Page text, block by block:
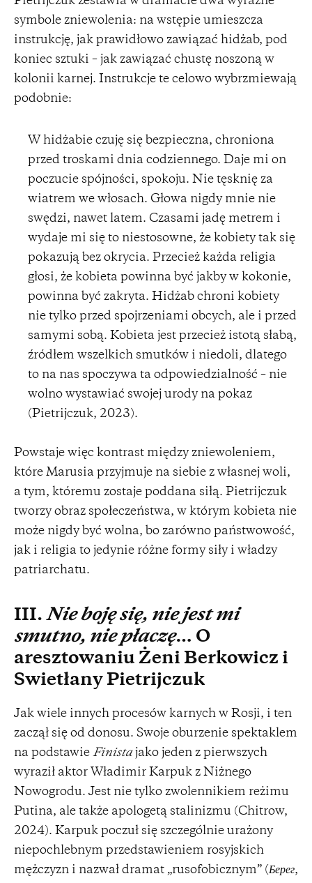
symbole zniewolenia: na wstępie umieszcza
instrukcję, jak prawidłowo zawiązać hidżab, pod
koniec sztuki – jak zawiązać chustę noszoną w
kolonii karnej. Instrukcje te celowo wybrzmiewają
podobnie:
W hidżabie czuję się bezpieczna, chroniona
przed troskami dnia codziennego. Daje mi on
poczucie spójności, spokoju. Nie tęsknię za
wiatrem we włosach. Głowa nigdy mnie nie
swędzi, nawet latem. Czasami jadę metrem i
wydaje mi się to niestosowne, że kobiety tak się
pokazują bez okrycia. Przecież każda religia
głosi, że kobieta powinna być jakby w kokonie,
powinna być zakryta. Hidżab chroni kobiety
nie tylko przed spojrzeniami obcych, ale i przed
samymi sobą. Kobieta jest przecież istotą słabą,
źródłem wszelkich smutków i niedoli, dlatego
to na nas spoczywa ta odpowiedzialność – nie
wolno wystawiać swojej urody na pokaz
(Pietrijczuk, 2023).
Powstaje więc kontrast między zniewoleniem,
które Marusia przyjmuje na siebie z własnej woli,
a tym, któremu zostaje poddana siłą. Pietrijczuk
tworzy obraz społeczeństwa, w którym kobieta nie
może nigdy być wolna, bo zarówno państwowość,
jak i religia to jedynie różne formy siły i władzy
patriarchatu.
III. Nie boję się, nie jest mi
smutno, nie płaczę… O
aresztowaniu Żeni Berkowicz i
Swietłany Pietrijczuk
Jak wiele innych procesów karnych w Rosji, i ten
zaczął się od donosu. Swoje oburzenie spektaklem
na podstawie Finistajako jeden z pierwszych
wyraził aktor Władimir Karpuk z Niżnego
Nowogrodu. Jest nie tylko zwolennikiem reżimu
Putina, ale także apologetą stalinizmu (Chitrow,
2024). Karpuk poczuł się szczególnie urażony
niepochlebnym przedstawieniem rosyjskich
mężczyzn i nazwał dramat „rusofobicznym” (Берег,